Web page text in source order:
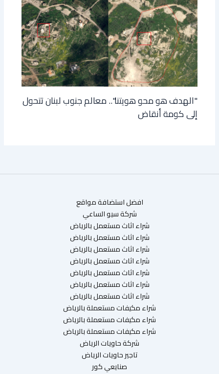
"الهدف هو محو هويتنا".. معالم جنوب لبنان تتحول
إلى كومة أنقاض
افضل استضافة مواقع
شركة سيو الساعي
شراء اثاث مستعمل بالرياض
شراء اثاث مستعمل بالرياض
شراء اثاث مستعمل بالرياض
شراء اثاث مستعمل بالرياض
شراء اثاث مستعمل بالرياض
شراء اثاث مستعمل بالرياض
شراء اثاث مستعمل بالرياض
شراء مكيفات مستعملة بالرياض
شراء مكيفات مستعملة بالرياض
شراء مكيفات مستعملة بالرياض
شركة حاويات الرياض
تاجير حاويات الرياض
صنايعي كور